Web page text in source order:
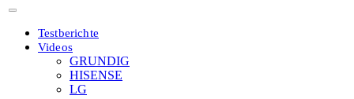
Testberichte
Videos
GRUNDIG
HISENSE
LG